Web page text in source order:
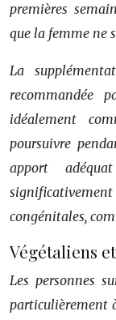
premières
que la femme ne
La
recommandée
idéalement
poursuivre
apport
congénitales,
Végétaliens
Les personnes
particulièrement